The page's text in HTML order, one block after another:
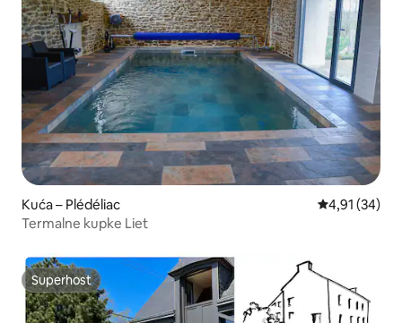
Kuća – Plédéliac Prosječna
4,91 (34)
Termalne kupke Liet
Superhost
Superhost